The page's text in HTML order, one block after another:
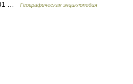
…
Географическая энциклопедия